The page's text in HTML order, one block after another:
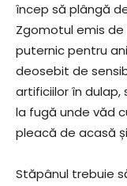
încep să plângă
Zgomotul emis
puternic pentru
deosebit de
artificiilor în dulap,
la fugă unde văd
pleacă de acasă
Stăpânul trebuie